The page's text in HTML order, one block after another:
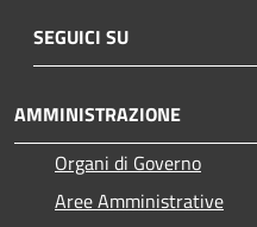
SEGUICI SU
AMMINISTRAZIONE
Organi di Governo
Aree Amministrative